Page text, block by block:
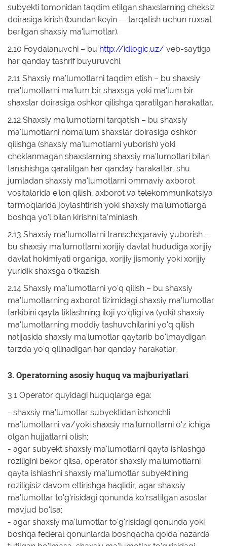
subyekti tomonidan taqdim etilgan shaxslarning cheksiz
doirasiga kirish (bundan keyin — tarqatish uchun ruxsat
berilgan shaxsiy ma'lumotlar).
2.10 Foydalanuvchi – bu http://idlogic.uz/ veb-saytiga
har qanday tashrif buyuruvchi.
2.11 Shaxsiy ma'lumotlarni taqdim etish – bu shaxsiy
ma'lumotlarni ma'lum bir shaxsga yoki ma'lum bir
shaxslar doirasiga oshkor qilishga qaratilgan harakatlar.
2.12 Shaxsiy ma'lumotlarni tarqatish – bu shaxsiy
ma'lumotlarni noma'lum shaxslar doirasiga oshkor
qilishga (shaxsiy ma'lumotlarni yuborish) yoki
cheklanmagan shaxslarning shaxsiy ma'lumotlari bilan
tanishishga qaratilgan har qanday harakatlar, shu
jumladan shaxsiy ma'lumotlarni ommaviy axborot
vositalarida e'lon qilish, axborot va telekommunikatsiya
tarmoqlarida joylashtirish yoki shaxsiy ma'lumotlarga
boshqa yo'l bilan kirishni ta'minlash.
2.13 Shaxsiy ma'lumotlarni transchegaraviy yuborish –
bu shaxsiy ma'lumotlarni xorijiy davlat hududiga xorijiy
davlat hokimiyati organiga, xorijiy jismoniy yoki xorijiy
yuridik shaxsga o'tkazish.
2.14 Shaxsiy ma'lumotlarni yo'q qilish – bu shaxsiy
ma'lumotlarning axborot tizimidagi shaxsiy ma'lumotlar
tarkibini qayta tiklashning iloji yo'qligi va (yoki) shaxsiy
ma'lumotlarning moddiy tashuvchilarini yo'q qilish
natijasida shaxsiy ma'lumotlar qaytarib bo'lmaydigan
tarzda yo'q qilinadigan har qanday harakatlar.
3. Operatorning asosiy huquq va majburiyatlari
3.1 Operator quyidagi huquqlarga ega:
- shaxsiy ma'lumotlar subyektidan ishonchli
ma'lumotlarni va/yoki shaxsiy ma'lumotlarni o'z ichiga
olgan hujjatlarni olish;
- agar subyekt shaxsiy ma'lumotlarni qayta ishlashga
roziligini bekor qilsa, operator shaxsiy ma'lumotlarni
qayta ishlashni shaxsiy ma'lumotlar subyektining
roziligisiz davom ettirishga haqlidir, agar shaxsiy
ma'lumotlar to'g'risidagi qonunda ko'rsatilgan asoslar
mavjud bo'lsa;
- agar shaxsiy ma'lumotlar to'g'risidagi qonunda yoki
boshqa federal qonunlarda boshqacha qoida nazarda